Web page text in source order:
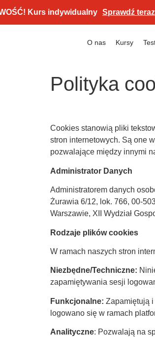
Kurs indywidualny Sprawdź teraz
O nas Kursy
Polityka
Cookies stanowią pliki
stron internetowych. Są one
pozwalające między innymi
Administrator Danych
Administratorem danych
Żurawia 6/12, lok. 766, 00-
Warszawie, XII Wydział
Rodzaje plików cookies
W ramach naszych stron
Niezbędne/Techniczne:
zapamiętywania sesji
Funkcjonalne: Zapamiętują
logowano się w ramach
Analityczne: Pozwalają na